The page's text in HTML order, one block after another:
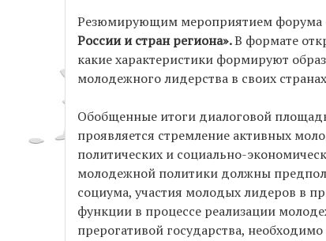
Резюмирующим мероприятием форума
России и стран региона».В формате
какие характеристики формируют
молодежного лидерства в своих
Обобщенные итоги диалоговой
проявляется стремление активных
политических и социально-
молодежной политики должны
социума, участия молодых лидеров в
функции в процессе реализации
прерогативой государства,